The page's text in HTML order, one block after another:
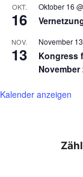
OKT.
16
Oktober 16
NOV.
13
November
Kongress
November
Kalender anzeigen